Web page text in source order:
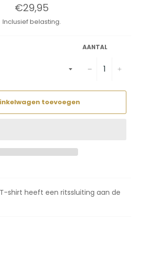
Normale
prijs
€29,95
Inclusief belasting.
AANTAL
− +
toevoegen
shirt heeft een ritssluiting aan de